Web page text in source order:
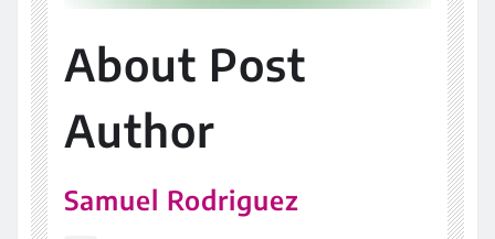
About Post
Author
Samuel Rodriguez